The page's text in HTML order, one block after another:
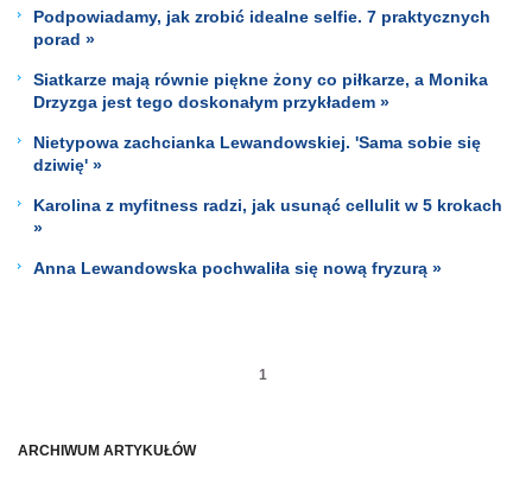
ARCHIWUM ARTYKUŁÓW
Podpowiadamy, jak zrobić idealne selfie. 7 praktycznych
porad »
Siatkarze mają równie piękne żony co piłkarze, a Monika
Drzyzga jest tego doskonałym przykładem »
Nietypowa zachcianka Lewandowskiej. 'Sama sobie się
dziwię' »
Karolina z myfitness radzi, jak usunąć cellulit w 5 krokach
»
Anna Lewandowska pochwaliła się nową fryzurą »
1